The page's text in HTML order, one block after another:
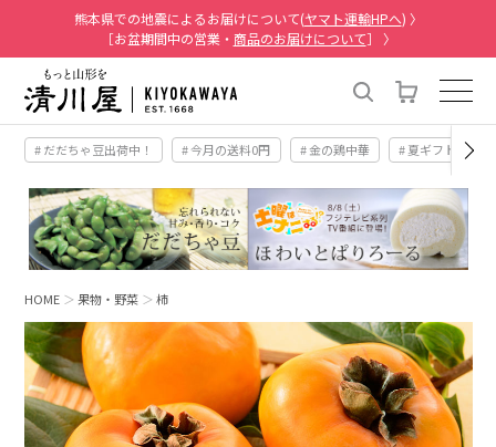
熊本県での地震によるお届けについて(ヤマト運輸HPへ) 〉
［お盆期間中の営業・ 商品のお届けについて］ 〉
# だだちゃ豆出荷中！ # 今月の送料0円 # 金の鶏中華 # 夏ギフト
HOME 果物・野菜 柿